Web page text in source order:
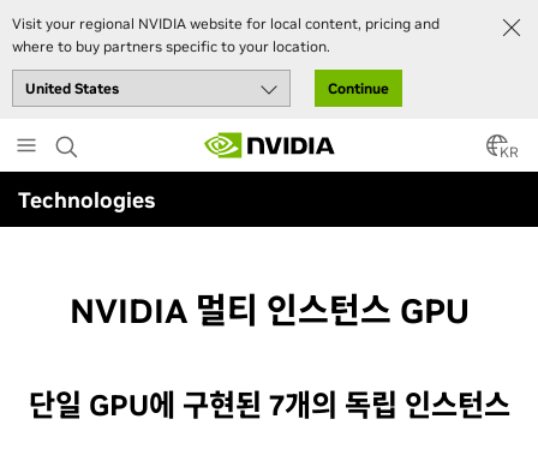
Visit your regional NVIDIA website for local content, pricing and
where to buy partners specific to your location.
Continue
to
main
content
KR
Technologies
NVIDIA 멀티 인스턴스 GPU
단일 GPU에 구현된 7개의 독립 인스턴스